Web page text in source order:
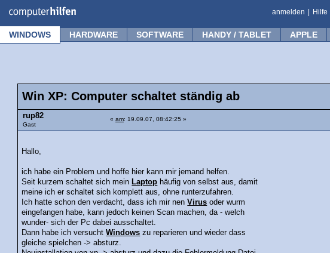
anmelden Hilfe
WINDOWS HARDWARE SOFTWARE HANDY / TABLET APPLE
Win XP: Computer schaltet ständig ab
rup82
Gast
« am: 19.09.07, 08:42:25 »
Hallo,
ich habe ein Problem und hoffe hier kann mir jemand helfen.
Seit kurzem schaltet sich mein Laptop häufig von selbst aus, damit
meine ich er schaltet sich komplett aus, ohne runterzufahren.
Ich hatte schon den verdacht, dass ich mir nenVirus oder wurm
eingefangen habe, kann jedoch keinen Scan machen, da - welch
wunder- sich der Pc dabei ausschaltet.
Dann habe ich versuchtWindows zu reparieren und wieder dass
gleiche spielchen -> absturz.